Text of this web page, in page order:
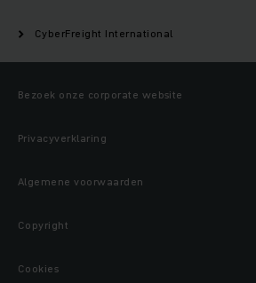
CyberFreight International
Bezoek onze corporate website
Privacyverklaring
Algemene voorwaarden
Copyright
Cookies